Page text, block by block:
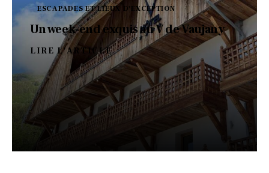
ESCAPADES ET LIEUX D'EXCEPTION
Un week-end exquis au V de Vaujany
LIRE L'ARTICLE